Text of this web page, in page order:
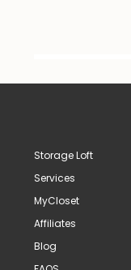
Storage Loft
Services
MyCloset
Affiliates
Blog